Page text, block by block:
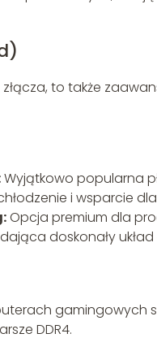
to także
Wyjątkowo popularna
i wsparcie
Opcja premium dla
doskonały układ
gamingowych
DDR4.